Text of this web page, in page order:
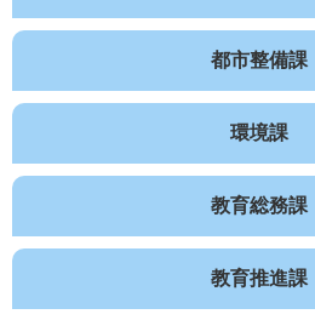
都市整備課
環境課
教育総務課
教育推進課